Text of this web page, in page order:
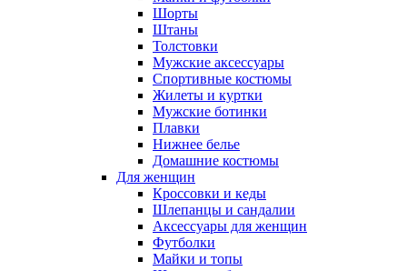
Шорты
Штаны
Толстовки
Мужские аксессуары
Спортивные костюмы
Жилеты и куртки
Мужские ботинки
Плавки
Нижнее белье
Домашние костюмы
Для женщин
Кроссовки и кеды
Шлепанцы и сандалии
Аксессуары для женщин
Футболки
Майки и топы